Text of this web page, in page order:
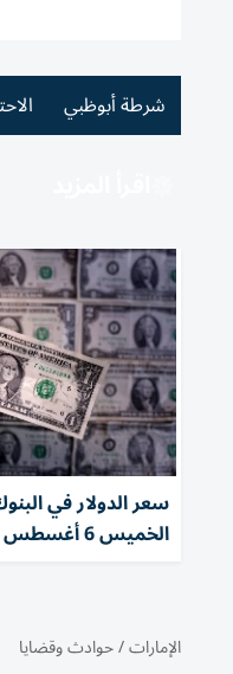
شرطة أبوظبي
سعر الدولار في
الخميس 6 أغسطس 2026
الإمارات/حوادث وقضايا